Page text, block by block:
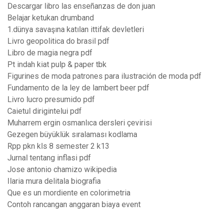
Descargar libro las enseñanzas de don juan
Belajar ketukan drumband
1.dünya savaşına katılan ittifak devletleri
Livro geopolitica do brasil pdf
Libro de magia negra pdf
Pt indah kiat pulp & paper tbk
Figurines de moda patrones para ilustración de moda pdf
Fundamento de la ley de lambert beer pdf
Livro lucro presumido pdf
Caietul dirigintelui pdf
Muharrem ergin osmanlıca dersleri çevirisi
Gezegen büyüklük sıralaması kodlama
Rpp pkn kls 8 semester 2 k13
Jurnal tentang inflasi pdf
Jose antonio chamizo wikipedia
Ilaria mura delitala biografia
Que es un mordiente en colorimetria
Contoh rancangan anggaran biaya event